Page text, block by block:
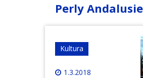
Perly
Kultura
1.3.2018